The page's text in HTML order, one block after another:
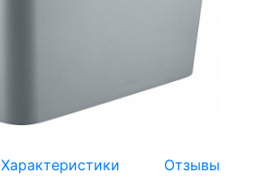
Характеристики
Отзывы